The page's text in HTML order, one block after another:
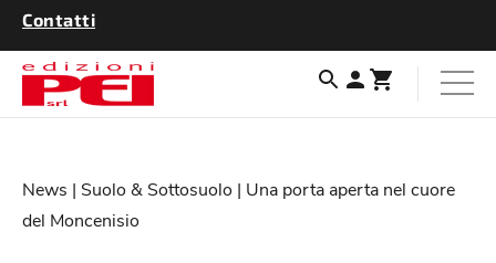
Contatti
News | Suolo & Sottosuolo | Una porta aperta nel cuore
del Moncenisio